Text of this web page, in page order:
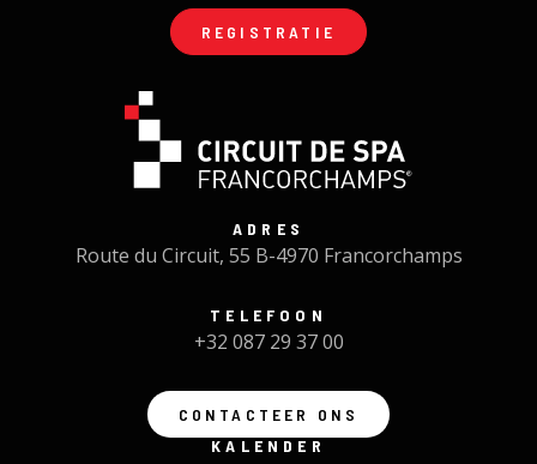
REGISTRATIE
ADRES
Route du Circuit, 55 B-4970 Francorchamps
TELEFOON
+32 087 29 37 00
CONTACTEER ONS
KALENDER